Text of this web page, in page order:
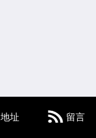
地址 留言